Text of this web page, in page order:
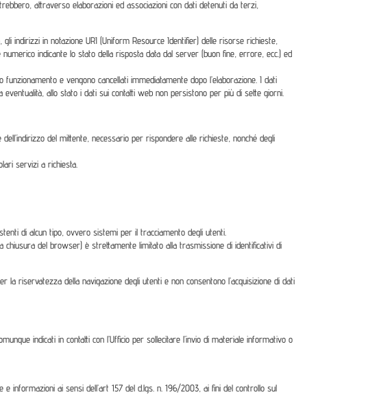
attraverso elaborazioni ed associazioni con dati detenuti da terzi,
indirizzi in notazione URI (Uniform Resource Identifier) delle risorse richieste,
indicante lo stato della risposta data dal server (buon fine, errore, ecc.) ed
e vengono cancellati immediatamente dopo l’elaborazione. I dati
allo stato i dati sui contatti web non persistono per più di sette giorni.
del mittente, necessario per rispondere alle richieste, nonché degli
servizi a richiesta.
di alcun tipo, ovvero sistemi per il tracciamento degli utenti.
chiusura del browser) è strettamente limitato alla trasmissione di identificativi di
riservatezza della navigazione degli utenti e non consentono l’acquisizione di dati
indicati in contatti con l’Ufficio per sollecitare l’invio di materiale informativo o
informazioni ai sensi dell’art 157 del d.lgs. n. 196/2003, ai fini del controllo sul